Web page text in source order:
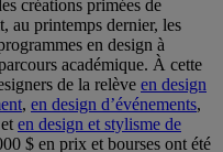
créations primées de
au printemps dernier, les
en design à
académique. À cette
de la relève en design
, en design d’événements,
et en design et stylisme de
$ en prix et bourses ont été